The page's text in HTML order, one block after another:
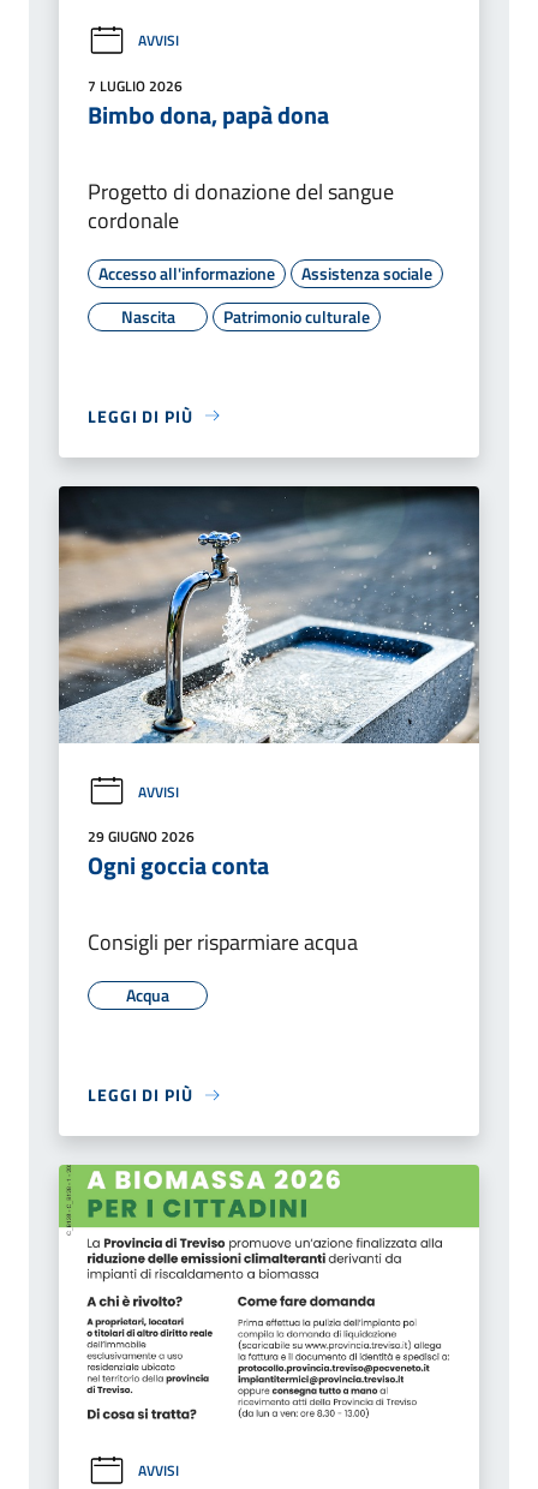
AVVISI
7 LUGLIO 2026
Bimbo dona, papà dona
Progetto di donazione del sangue
cordonale
Accesso all'informazione
Assistenza sociale
Nascita
Patrimonio culturale
LEGGI DI PIÙ
AVVISI
29 GIUGNO 2026
Ogni goccia conta
Consigli per risparmiare acqua
Acqua
LEGGI DI PIÙ
AVVISI